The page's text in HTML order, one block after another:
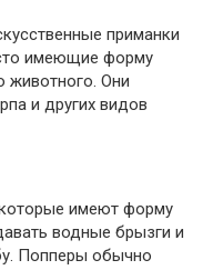
приманки
имеющие форму
животного. Они
и других видов
имеют форму
водные брызги и
Попперы обычно